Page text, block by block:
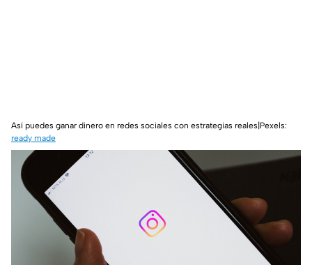
Así puedes ganar dinero en redes sociales con estrategias reales|Pexels:
ready made